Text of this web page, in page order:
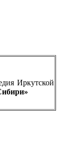
Иркутской